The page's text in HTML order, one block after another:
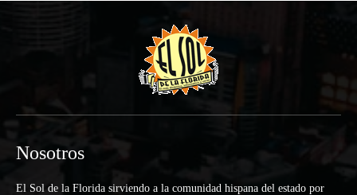
Nosotros
El Sol de la Florida sirviendo a la comunidad hispana del estado por